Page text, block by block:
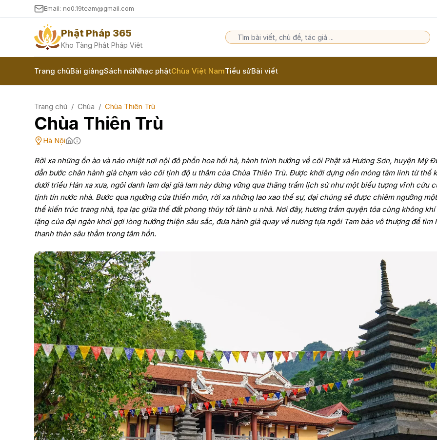
Email: no0.19team@gmail.com
Phật Pháp 365
Kho Tàng Phật Pháp Việt
Trang chủBài giảngSách nóiNhạc phậtChùa Việt NamTiểu sửBài viết
Trang chủ / Chùa / Chùa Thiên Trù
Chùa Thiên Trù
Hà Nội
Rời xa những ồn ào và náo nhiệt nơi nội đô phồn hoa hối hả, hành trình hướng về cõi Phật xã Hương Sơn, huyện Mỹ
dẫn bước chân hành giả chạm vào cõi tịnh độ u thâm của Chùa Thiên Trù. Được khởi dựng nền móng tâm linh từ thế
dưới triều Hán xa xưa, ngôi danh lam đại già lam này đứng vững qua thăng trầm lịch sử như một biểu tượng vĩnh cửu
tịnh tín nước nhà. Bước qua ngưỡng cửa thiền môn, rời xa những lao xao thế sự, đại chúng sẽ được chiêm ngưỡng
thể kiến trúc trang nhã, tọa lạc giữa thế đất phong thủy tốt lành u nhã. Nơi đây, hương trầm quyện tỏa cùng không
lặng của đại ngàn khơi gợi lòng hướng thiện sâu sắc, đưa hành giả quay về nương tựa ngôi Tam bảo vô thượng để tìm
thanh thản sâu thẳm trong tâm hồn.